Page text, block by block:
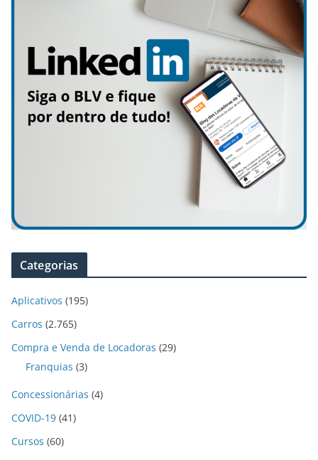
Categorias
Aplicativos (195)
Carros (2.765)
Compra e Venda de Locadoras (29)
Franquias (3)
Concessionárias (4)
COVID-19 (41)
Cursos (60)